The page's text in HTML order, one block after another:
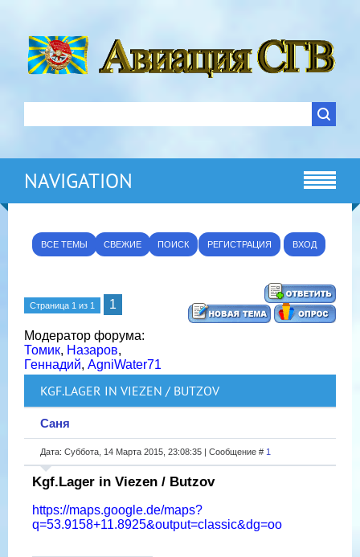
NAVIGATION
ВСЕ ТЕМЫ СВЕЖИЕ ПОИСК РЕГИСТРАЦИЯ ВХОД
Страница 1 из 1 1
Модератор форума:
Томик, Назаров,
Геннадий, AgniWater71
KGF.LAGER IN VIEZEN / BUTZOV
Саня
Дата: Суббота, 14 Марта 2015, 23:08:35 | Сообщение # 1
Kgf.Lager in Viezen / Butzov
https://maps.google.de/maps?
q=53.9158+11.8925&output=classic&dg=oo